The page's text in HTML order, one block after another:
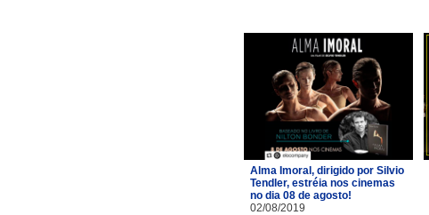
Alma Imoral, dirigido por Silvio
Tendler, estréia nos cinemas
no dia 08 de agosto!
02/08/2019